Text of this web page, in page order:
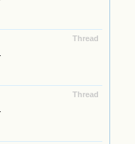
Thread
Thread